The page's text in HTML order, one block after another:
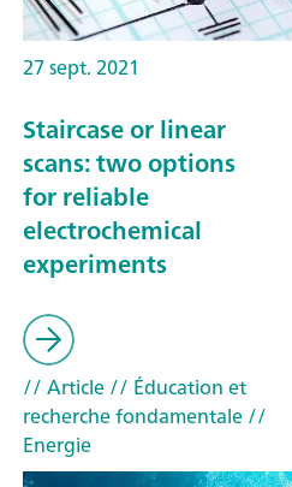
27 sept. 2021
Staircase or linear
scans: two options
for reliable
electrochemical
experiments
// Article// Éducation et
recherche fondamentale//
Energie